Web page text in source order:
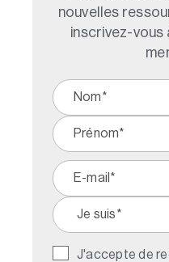
nouvelles
inscrivez-
J'accepte de